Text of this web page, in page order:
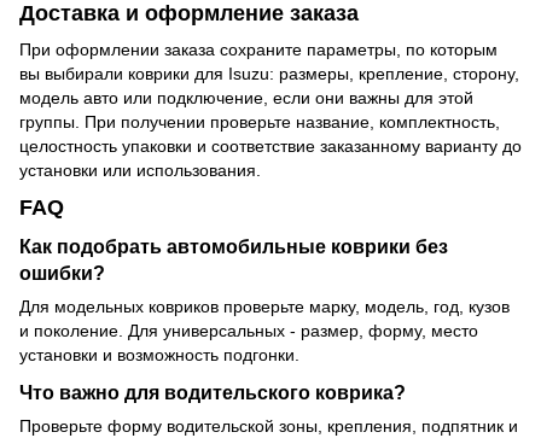
Доставка и оформление заказа
При оформлении заказа сохраните параметры, по которым
вы выбирали коврики для Isuzu: размеры, крепление, сторону,
модель авто или подключение, если они важны для этой
группы. При получении проверьте название, комплектность,
целостность упаковки и соответствие заказанному варианту до
установки или использования.
FAQ
Как подобрать автомобильные коврики без
ошибки?
Для модельных ковриков проверьте марку, модель, год, кузов
и поколение. Для универсальных - размер, форму, место
установки и возможность подгонки.
Что важно для водительского коврика?
Проверьте форму водительской зоны, крепления, подпятник и